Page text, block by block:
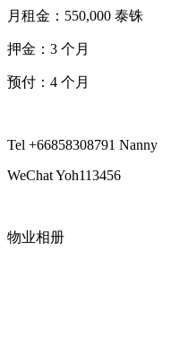
月租金：550,000 泰铢
押金：3 个月
预付：4 个月
Tel +66858308791 Nanny
WeChat Yoh113456
物业相册